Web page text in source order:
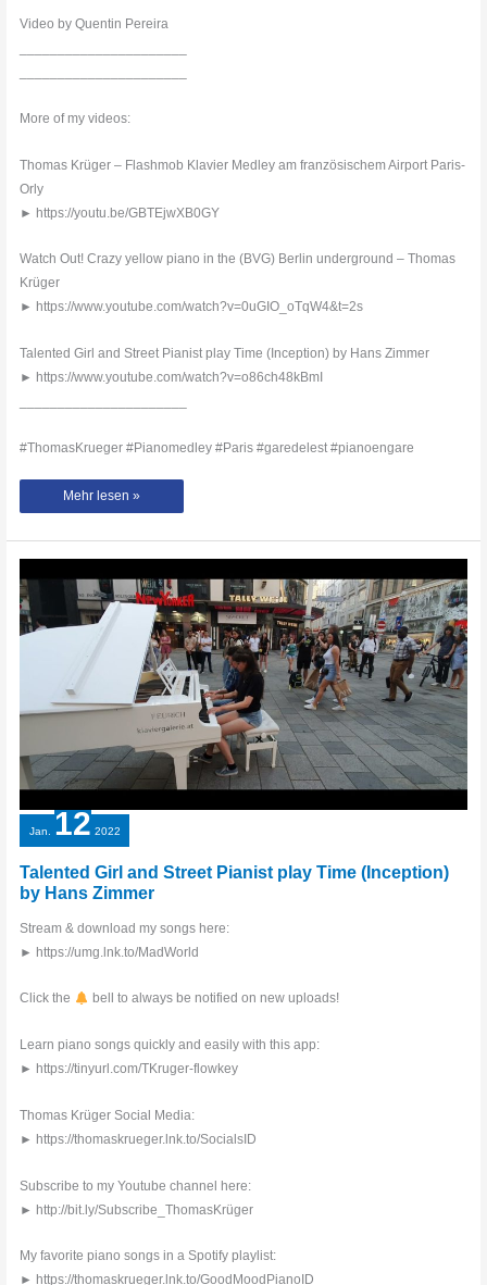
Video by Quentin Pereira
More of my videos:
Thomas Krüger – Flashmob Klavier Medley am französischem Airport Paris-
Orly
► https://youtu.be/GBTEjwXB0GY
Watch Out! Crazy yellow piano in the (BVG) Berlin underground – Thomas
Krüger
► https://www.youtube.com/watch?v=0uGIO_oTqW4&t=2s
Talented Girl and Street Pianist play Time (Inception) by Hans Zimmer
► https://www.youtube.com/watch?v=o86ch48kBmI
#ThomasKrueger #Pianomedley #Paris #garedelest #pianoengare
Surprise!!
of
famous
Medley
Thomas
Krüger
Mehr lesen »
Jan. 12 2022
Talented Girl and Street Pianist play Time (Inception)
by Hans Zimmer
Stream & download my songs here:
► https://umg.lnk.to/MadWorld
Click the bell to always be notified on new uploads!
Learn piano songs quickly and easily with this app:
► https://tinyurl.com/TKruger-flowkey
Thomas Krüger Social Media:
► https://thomaskrueger.lnk.to/SocialsID
Subscribe to my Youtube channel here:
► http://bit.ly/Subscribe_ThomasKrüger
My favorite piano songs in a Spotify playlist:
► https://thomaskrueger.lnk.to/GoodMoodPianoID